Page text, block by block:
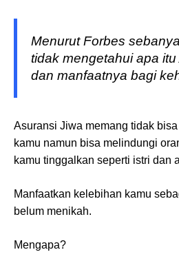
Menurut Forbes
tidak mengetahui apa
dan manfaatnya bagi
Asuransi Jiwa memang tidak
kamu namun bisa melindungi
kamu tinggalkan seperti istri dan
Manfaatkan kelebihan kamu
belum menikah.
Mengapa?